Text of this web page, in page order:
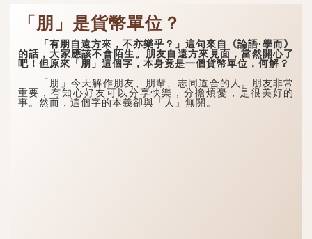
「朋」是貨幣單位？
「有朋自遠方來，不亦樂乎？」這句來自《論語·學而》
的話，大家應該不會陌生。朋友自遠方來見面，當然開心了
吧！但原來「朋」這個字，本身竟是一個貨幣單位，何解？
「朋」今天解作朋友、朋輩、志同道合的人。朋友非常
重要，有知心好友可以分享快樂，分擔煩憂，是很美好的
事。然而，這個字的本義卻與「人」無關。